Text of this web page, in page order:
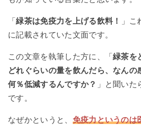
「緑茶は免疫力を上げる飲料！
」
に記載されていた文面です。
この文章を執筆した方に、「緑茶を
どれぐらいの量を飲んだら、なんの
何％低減するんですか？ 」と聞い
です。
なぜかというと、 免疫力というのは